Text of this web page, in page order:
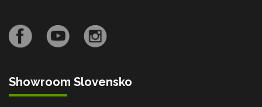
Showroom Slovensko